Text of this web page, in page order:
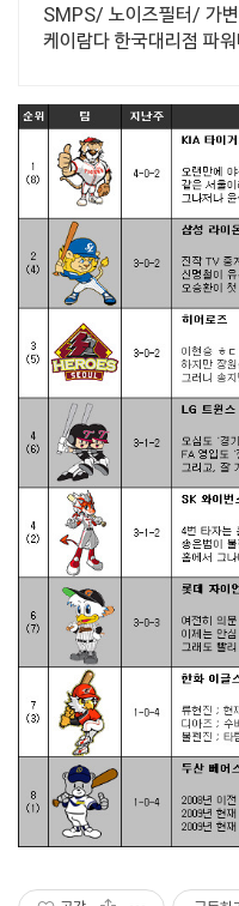
SMPS/ 노이즈필터/ 가
케이람다 한국대리점 파